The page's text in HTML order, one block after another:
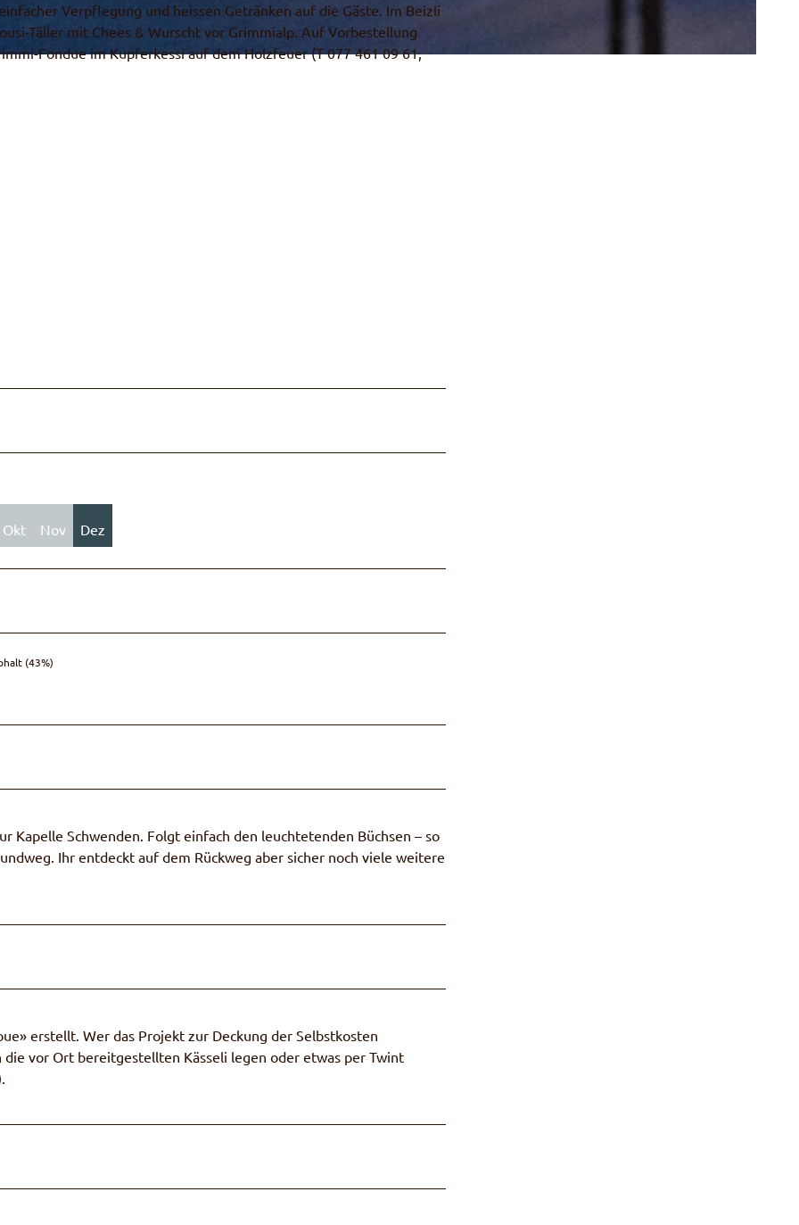
Verpflegung und heissen Getränken auf die Gäste. Im Beizli
Täller mit Chees & Wurscht vor Grimmialp. Auf Vorbestellung
Fondue im Kupferkessi auf dem Holzfeuer (T 077 461 09 61,
Okt Nov Dez
(43%)
Kapelle Schwenden. Folgt einfach den leuchtetenden Büchsen – so
Ihr entdeckt auf dem Rückweg aber sicher noch viele weitere
erstellt. Wer das Projekt zur Deckung der Selbstkosten
vor Ort bereitgestellten Kässeli legen oder etwas per Twint